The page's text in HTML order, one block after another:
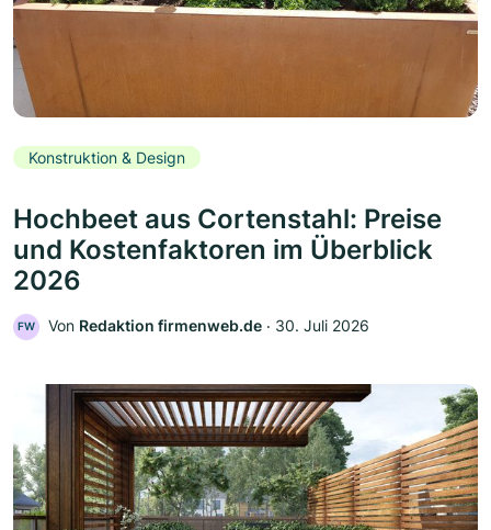
Konstruktion & Design
Hochbeet aus Cortenstahl: Preise
und Kostenfaktoren im Überblick
2026
FW Von Redaktion firmenweb.de ‧ 30. Juli 2026